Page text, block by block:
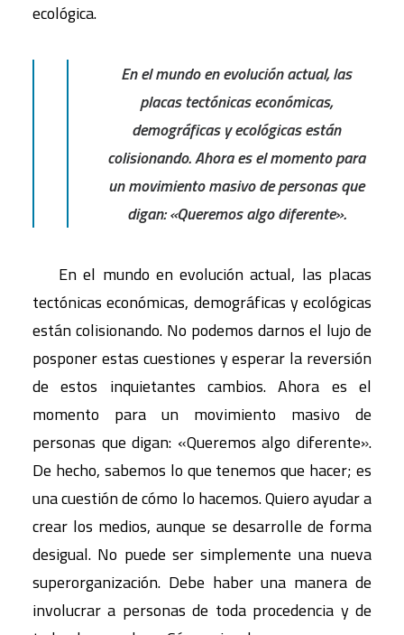
ecológica.
En el mundo en evolución actual, las
placas tectónicas económicas,
demográficas y ecológicas están
colisionando. Ahora es el momento para
un movimiento masivo de personas que
digan: «Queremos algo diferente».
En el mundo en evolución actual, las placas
tectónicas económicas, demográficas y ecológicas
están colisionando. No podemos darnos el lujo de
posponer estas cuestiones y esperar la reversión
de estos inquietantes cambios. Ahora es el
momento para un movimiento masivo de
personas que digan: «Queremos algo diferente».
De hecho, sabemos lo que tenemos que hacer; es
una cuestión de cómo lo hacemos. Quiero ayudar a
crear los medios, aunque se desarrolle de forma
desigual. No puede ser simplemente una nueva
superorganización. Debe haber una manera de
involucrar a personas de toda procedencia y de